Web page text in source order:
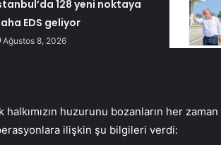
128 yeni noktaya
EDS geliyor
Ağustos 8, 2026
huzurunu bozanların her
ilişkin şu bilgileri verdi: